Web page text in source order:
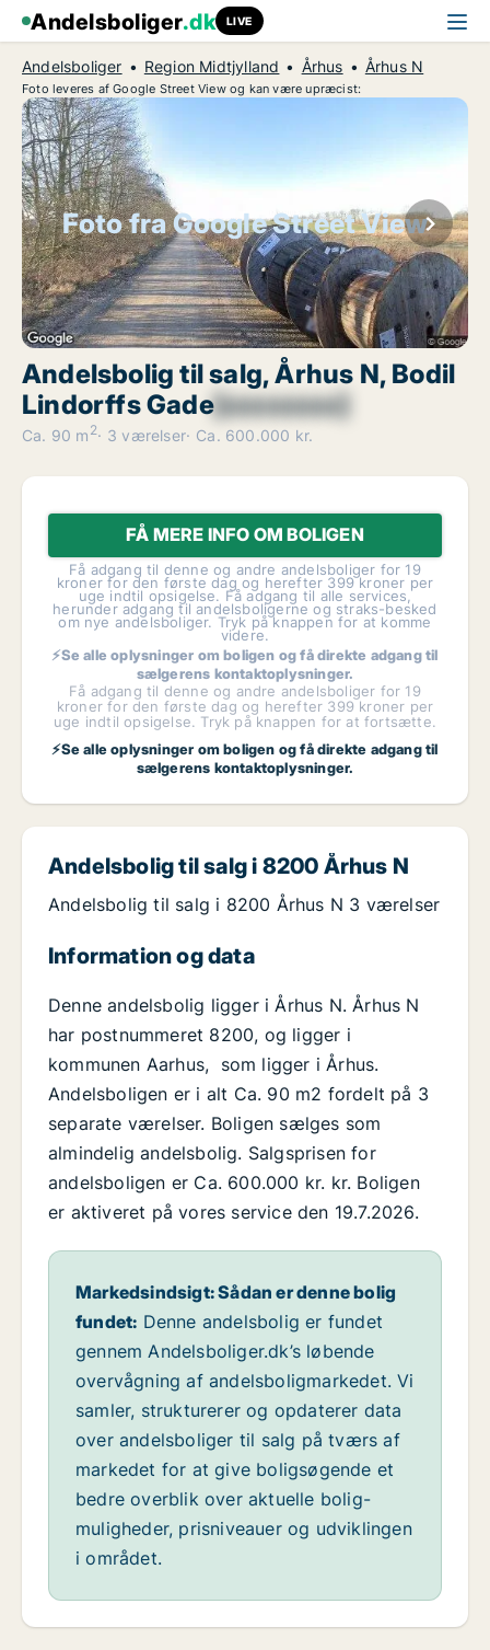
Andelsboliger.dk LIVE
Andelsboliger Region Midtjylland Århus Århus N
Foto leveres af Google Street View og kan være upræcist:
Foto fra Google Street View
Andelsbolig til salg, Århus N, Bodil
Lindorffs Gade[xxxxxxxx]
Ca. 90 m 2 3 værelser Ca. 600.000 kr.
FÅ MERE INFO OM BOLIGEN
Få adgang til denne og andre andelsboliger for 19
kroner for den første dag og herefter 399 kroner per
uge indtil opsigelse. Få adgang til alle services,
herunder adgang til andelsboligerne og straks-besked
om nye andelsboliger. Tryk på knappen for at komme
videre.
⚡Se alle oplysninger om boligen og få direkte adgang til
sælgerens kontaktoplysninger.
Få adgang til denne og andre andelsboliger for 19
kroner for den første dag og herefter 399 kroner per
uge indtil opsigelse. Tryk på knappen for at fortsætte.
⚡Se alle oplysninger om boligen og få direkte adgang til
sælgerens kontaktoplysninger.
Andelsbolig til salg i 8200 Århus N
Andelsbolig til salg i 8200 Århus N 3 værelser
Information og data
Denne andelsbolig ligger i Århus N. Århus N
har postnummeret 8200, og ligger i
kommunen Aarhus, som ligger i Århus.
Andelsboligen er i alt Ca. 90 m2 fordelt på 3
separate værelser. Boligen sælges som
almindelig andelsbolig. Salgsprisen for
andelsboligen er Ca. 600.000 kr. kr. Boligen
er aktiveret på vores service den 19.7.2026.
Markedsindsigt: Sådan er denne bolig
fundet: Denne andelsbolig er fundet
gennem Andelsboliger.dk’s løbende
overvågning af andelsboligmarkedet. Vi
samler, strukturerer og opdaterer data
over andelsboliger til salg på tværs af
markedet for at give boligsøgende et
bedre overblik over aktuelle bolig-
muligheder, prisniveauer og udviklingen
i området.